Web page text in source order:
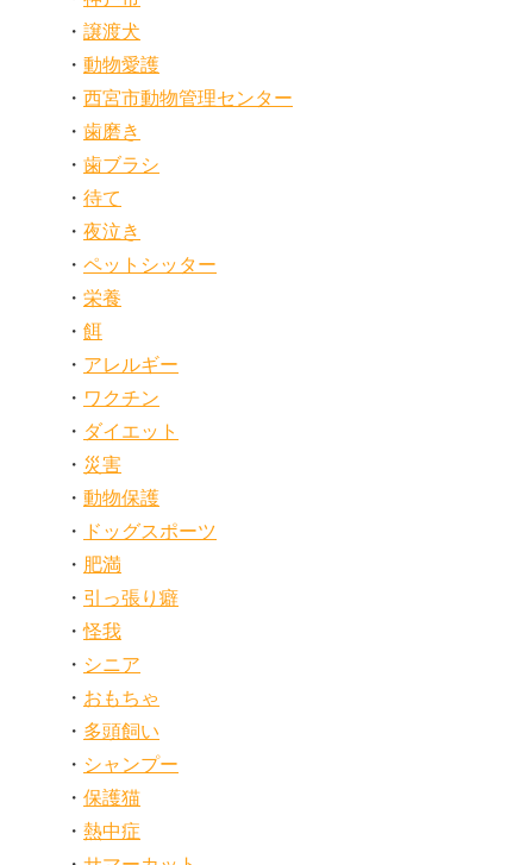
譲渡犬
動物愛護
西宮市動物管理センター
歯磨き
歯ブラシ
待て
夜泣き
ペットシッター
栄養
餌
アレルギー
ワクチン
ダイエット
災害
動物保護
ドッグスポーツ
肥満
引っ張り癖
怪我
シニア
おもちゃ
多頭飼い
シャンプー
保護猫
熱中症